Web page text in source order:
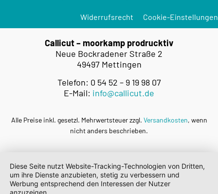
Widerrufsrecht Cookie-Einstellungen
Callicut – moorkamp prodrucktiv
Neue Bockradener Straße 2
49497 Mettingen
Telefon: 0 54 52 – 9 19 98 07
E-Mail: info@callicut.de
Alle Preise inkl. gesetzl. Mehrwertsteuer zzgl. Versandkosten, wenn
nicht anders beschrieben.
Diese Seite nutzt Website-Tracking-Technologien von Dritten,
um ihre Dienste anzubieten, stetig zu verbessern und
Werbung entsprechend den Interessen der Nutzer
anzuzeigen.